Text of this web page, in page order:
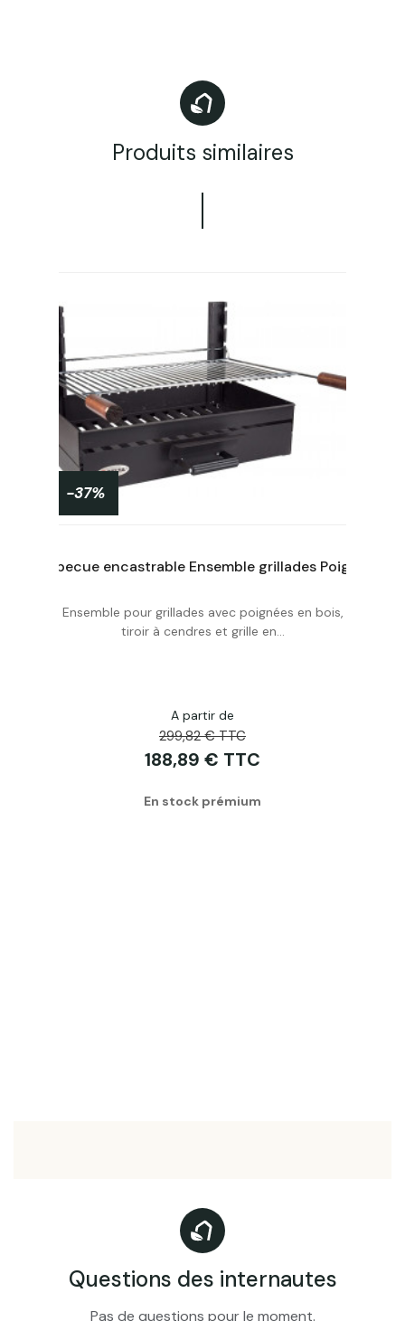
Produits similaires
Acheter
-37%
Ensemble pour grillades avec poignées en bois,
tiroir à cendres et grille en...
A partir de
299,82 € TTC
188,89 € TTC
En stock prémium
Questions des internautes
Pas de questions pour le moment.